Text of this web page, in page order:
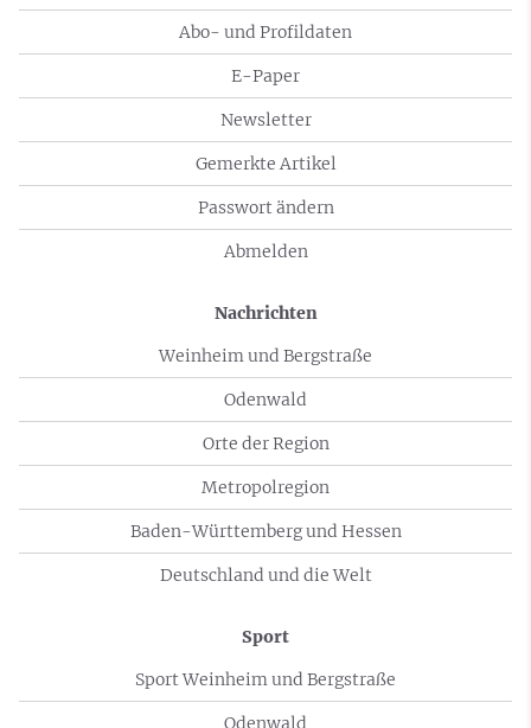
Abo- und Profildaten
E-Paper
Newsletter
Gemerkte Artikel
Passwort ändern
Abmelden
Nachrichten
Weinheim und Bergstraße
Odenwald
Orte der Region
Metropolregion
Baden-Württemberg und Hessen
Deutschland und die Welt
Sport
Sport Weinheim und Bergstraße
Odenwald